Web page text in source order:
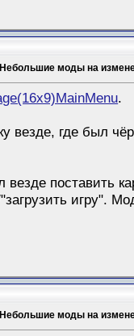
Небольшие моды на
.
везде, где был
поставить
игру".
Небольшие моды на